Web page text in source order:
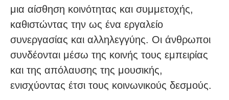
μια αίσθηση κοινότητας και συμμετοχής,
καθιστώντας την ως ένα εργαλείο
συνεργασίας και αλληλεγγύης. Οι άνθρωποι
συνδέονται μέσω της κοινής τους εμπειρίας
και της απόλαυσης της μουσικής,
ενισχύοντας έτσι τους κοινωνικούς δεσμούς.